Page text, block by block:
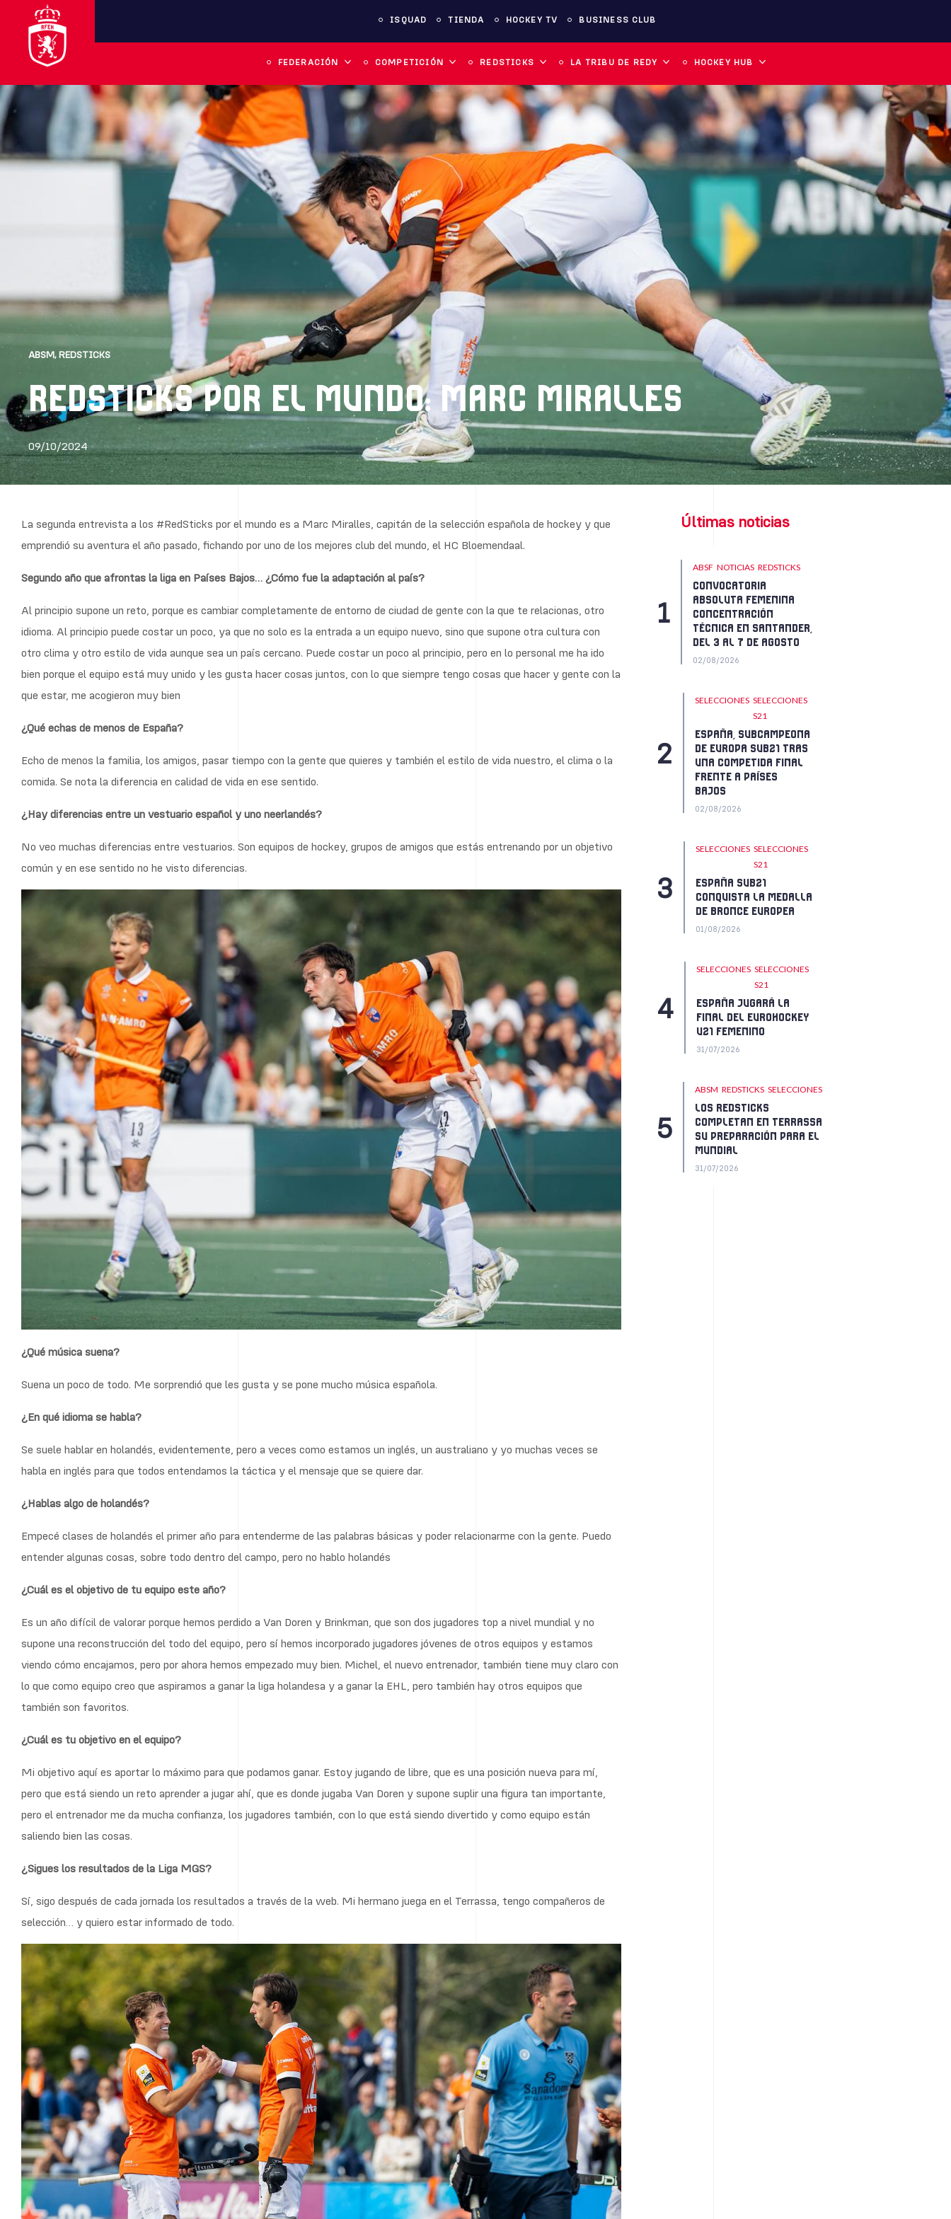
ISQUAD TIENDA HOCKEY TV BUSINESS CLUB
FEDERACIÓN COMPETICIÓN REDSTICKS LA TRIBU DE REDY HOCKEY HUB
ABSM,REDSTICKS
REDSTICKS POR EL MUNDO: MARC MIRALLES
09/10/2024
La segunda entrevista a los #RedSticks por el mundo es a Marc Miralles, capitán de la selección española de hockey y que
emprendió su aventura el año pasado, fichando por uno de los mejores club del mundo, el HC Bloemendaal.
Segundo año que afrontas la liga en Países Bajos… ¿Cómo fue la adaptación al país?
Al principio supone un reto, porque es cambiar completamente de entorno de ciudad de gente con la que te relacionas, otro
idioma. Al principio puede costar un poco, ya que no solo es la entrada a un equipo nuevo, sino que supone otra cultura con
otro clima y otro estilo de vida aunque sea un país cercano. Puede costar un poco al principio, pero en lo personal me ha ido
bien porque el equipo está muy unido y les gusta hacer cosas juntos, con lo que siempre tengo cosas que hacer y gente con la
que estar, me acogieron muy bien
¿Qué echas de menos de España?
Echo de menos la familia, los amigos, pasar tiempo con la gente que quieres y también el estilo de vida nuestro, el clima o la
comida. Se nota la diferencia en calidad de vida en ese sentido.
¿Hay diferencias entre un vestuario español y uno neerlandés?
No veo muchas diferencias entre vestuarios. Son equipos de hockey, grupos de amigos que estás entrenando por un objetivo
común y en ese sentido no he visto diferencias.
¿Qué música suena?
Suena un poco de todo. Me sorprendió que les gusta y se pone mucho música española.
¿En qué idioma se habla?
Se suele hablar en holandés, evidentemente, pero a veces como estamos un inglés, un australiano y yo muchas veces se
habla en inglés para que todos entendamos la táctica y el mensaje que se quiere dar.
¿Hablas algo de holandés?
Empecé clases de holandés el primer año para entenderme de las palabras básicas y poder relacionarme con la gente. Puedo
entender algunas cosas, sobre todo dentro del campo, pero no hablo holandés
¿Cuál es el objetivo de tu equipo este año?
Es un año difícil de valorar porque hemos perdido a Van Doren y Brinkman, que son dos jugadores top a nivel mundial y no
supone una reconstrucción del todo del equipo, pero sí hemos incorporado jugadores jóvenes de otros equipos y estamos
viendo cómo encajamos, pero por ahora hemos empezado muy bien. Michel, el nuevo entrenador, también tiene muy claro con
lo que como equipo creo que aspiramos a ganar la liga holandesa y a ganar la EHL, pero también hay otros equipos que
también son favoritos.
¿Cuál es tu objetivo en el equipo?
Mi objetivo aquí es aportar lo máximo para que podamos ganar. Estoy jugando de libre, que es una posición nueva para mí,
pero que está siendo un reto aprender a jugar ahí, que es donde jugaba Van Doren y supone suplir una figura tan importante,
pero el entrenador me da mucha confianza, los jugadores también, con lo que está siendo divertido y como equipo están
saliendo bien las cosas.
¿Sigues los resultados de la Liga MGS?
Sí, sigo después de cada jornada los resultados a través de la web. Mi hermano juega en el Terrassa, tengo compañeros de
selección… y quiero estar informado de todo.
Últimas noticias
ABSF NOTICIAS REDSTICKS
CONVOCATORIA
ABSOLUTA FEMENINA
CONCENTRACIÓN
TÉCNICA EN SANTANDER,
DEL 3 AL 7 DE AGOSTO
02/08/2026
SELECCIONES SELECCIONES
S21
ESPAÑA, SUBCAMPEONA
DE EUROPA SUB21 TRAS
UNA COMPETIDA FINAL
FRENTE A PAÍSES
BAJOS
02/08/2026
SELECCIONES SELECCIONES
S21
ESPAÑA SUB21
CONQUISTA LA MEDALLA
DE BRONCE EUROPEA
01/08/2026
SELECCIONES SELECCIONES
S21
ESPAÑA JUGARÁ LA
FINAL DEL EUROHOCKEY
U21 FEMENINO
31/07/2026
ABSM REDSTICKS SELECCIONES
LOS REDSTICKS
COMPLETAN EN TERRASSA
SU PREPARACIÓN PARA EL
MUNDIAL
31/07/2026